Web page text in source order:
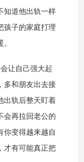
知道他出轨一样
孩子的家庭打理
让自己强大起
多和朋友出去接
出轨后整天盯着
会再拉回老公的
你变得越来越自
才有可能真正把